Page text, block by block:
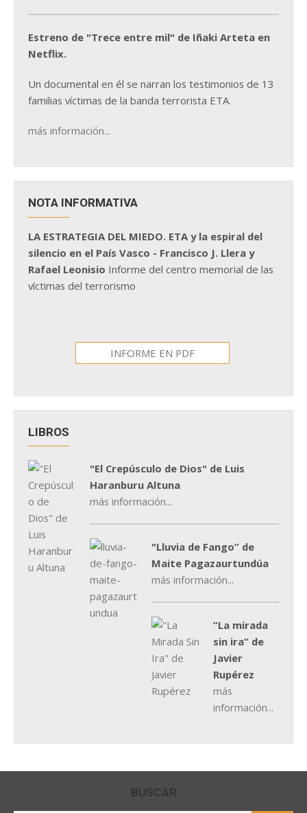
Estreno de "Trece entre mil" de Iñaki Arteta en
Netflix.
Un documental en él se narran los testimonios de 13
familias víctimas de la banda terrorista ETA.
más información...
NOTA INFORMATIVA
LA ESTRATEGIA DEL MIEDO. ETA y la espiral del
silencio en el País Vasco - Francisco J. Llera y
Rafael Leonisio Informe del centro memorial de las
víctimas del terrorismo
INFORME EN PDF
LIBROS
"El Crepúsculo de Dios" de Luis
Haranburu Altuna
más información...
"Lluvia de Fango” de
Maite Pagazaurtundúa
más información...
“La mirada
sin ira” de
Javier
Rupérez
más
información...
BUSCAR